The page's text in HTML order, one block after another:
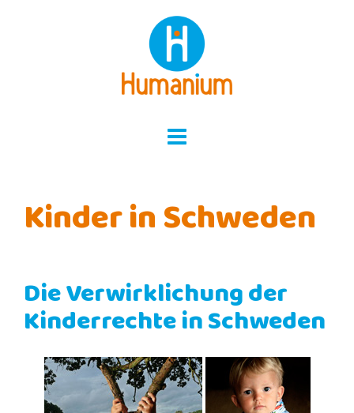
Kinder in Schweden
Die Verwirklichung der
Kinderrechte in Schweden